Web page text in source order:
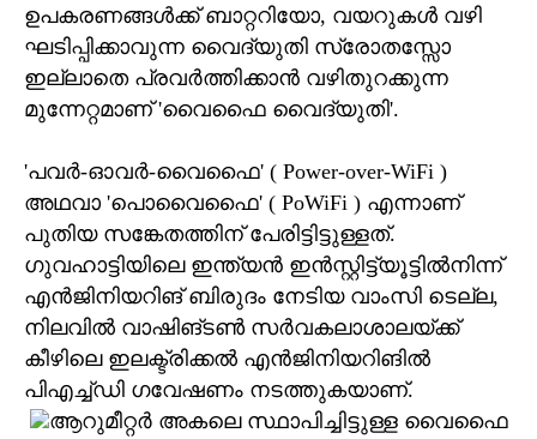
ഉപകരണങ്ങള്‍ക്ക് ബാറ്ററിയോ, വയറുകള്‍ വഴി
ഘടിപ്പിക്കാവുന്ന വൈദ്യുതി സ്രോതസ്സോ
ഇല്ലാതെ പ്രവര്‍ത്തിക്കാന്‍ വഴിതുറക്കുന്ന
മുന്നേറ്റമാണ് 'വൈഫൈ വൈദ്യുതി'.
'പവര്‍-ഓവര്‍-വൈഫൈ' ( Power-over-WiFi )
അഥവാ 'പൊവൈഫൈ' ( PoWiFi ) എന്നാണ്
പുതിയ സങ്കേതത്തിന് പേരിട്ടിട്ടുള്ളത്.
ഗുവഹാട്ടിയിലെ ഇന്ത്യന്‍ ഇന്‍സ്റ്റിട്ട്യൂട്ടില്‍നിന്ന്
എന്‍ജിനിയറിങ് ബിരുദം നേടിയ വാംസി ടെല്ല,
നിലവില്‍ വാഷിങ്ടണ്‍ സര്‍വകലാശാലയ്ക്ക്
കീഴിലെ ഇലക്ട്രിക്കല്‍ എന്‍ജിനിയറിങില്‍
പിഎച്ച്ഡി ഗവേഷണം നടത്തുകയാണ്.
ആറുമീറ്റര്‍ അകലെ സ്ഥാപിച്ചിട്ടുള്ള വൈഫൈ